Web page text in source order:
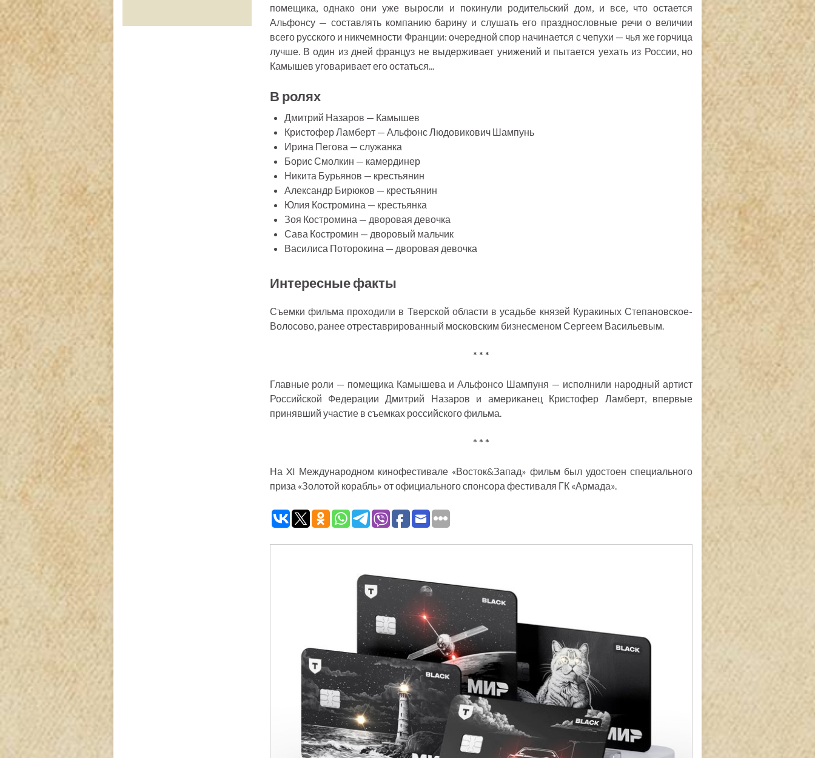
помещика, однако они уже выросли и покинули родительский дом, и все, что остается
Альфонсу — составлять компанию барину и слушать его празднословные речи о величии
всего русского и никчемности Франции: очередной спор начинается с чепухи — чья же горчица
лучше. В один из дней француз не выдерживает унижений и пытается уехать из России, но
Камышев уговаривает его остаться...
В ролях
Дмитрий Назаров — Камышев
Кристофер Ламберт — Альфонс Людовикович Шампунь
Ирина Пегова — служанка
Борис Смолкин — камердинер
Никита Бурьянов — крестьянин
Александр Бирюков — крестьянин
Юлия Костромина — крестьянка
Зоя Костромина — дворовая девочка
Сава Костромин — дворовый мальчик
Василиса Поторокина — дворовая девочка
Интересные факты
Съемки фильма проходили в Тверской области в усадьбе князей Куракиных Степановское-
Волосово, ранее отреставрированный московским бизнесменом Сергеем Васильевым.
* * *
Главные роли — помещика Камышева и Альфонсо Шампуня — исполнили народный артист
Российской Федерации Дмитрий Назаров и американец Кристофер Ламберт, впервые
принявший участие в съемках российского фильма.
* * *
На XI Международном кинофестивале «Восток&Запад» фильм был удостоен специального
приза «Золотой корабль» от официального спонсора фестиваля ГК «Армада».